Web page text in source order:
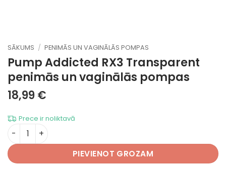
SĀKUMS / PENIMĀS UN VAGINĀLĀS POMPAS
Pump Addicted RX3 Transparent
penimās un vaginālās pompas
18,99€
Prece ir noliktavā
Pump Addicted RX3 Transparent daudzums
PIEVIENOT GROZAM